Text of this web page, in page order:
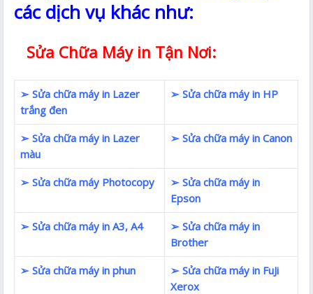
các dịch vụ khác như:
Sửa Chữa Máy in Tận Nơi:
➢ Sửa chữa máy in Lazer
trắng đen
➢ Sửa chữa máy in HP
➢ Sửa chữa máy in Lazer
màu
➢ Sửa chữa máy in Canon
➢ Sửa chữa máy Photocopy
➢ Sửa chữa máy in
Epson
➢ Sửa chữa máy in A3, A4
➢ Sửa chữa máy in
Brother
➢ Sửa chữa máy in phun
➢ Sửa chữa máy in FuJi
Xerox